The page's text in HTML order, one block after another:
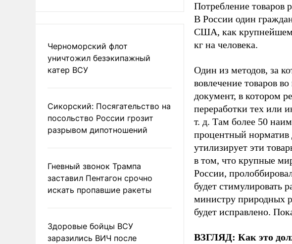
Черноморский флот
уничтожил безэкипажный
катер ВСУ
Сикорский: Посягательство на
посольство России грозит
разрывом дипотношений
Гневный звонок Трампа
заставил Пентагон срочно
искать пропавшие ракеты
Здоровые бойцы ВСУ
заразились ВИЧ после
Потребление товаров
В России один
США, как крупнейшем
кг на человека.
Один из методов, за
вовлечение товаров
документ, в котором
переработки тех или
т. д. Там более 50
процентный норматив
утилизирует эти
в том, что крупные
России,
будет стимулировать
министру природных
будет исправлено.
ВЗГЛЯД: Как это